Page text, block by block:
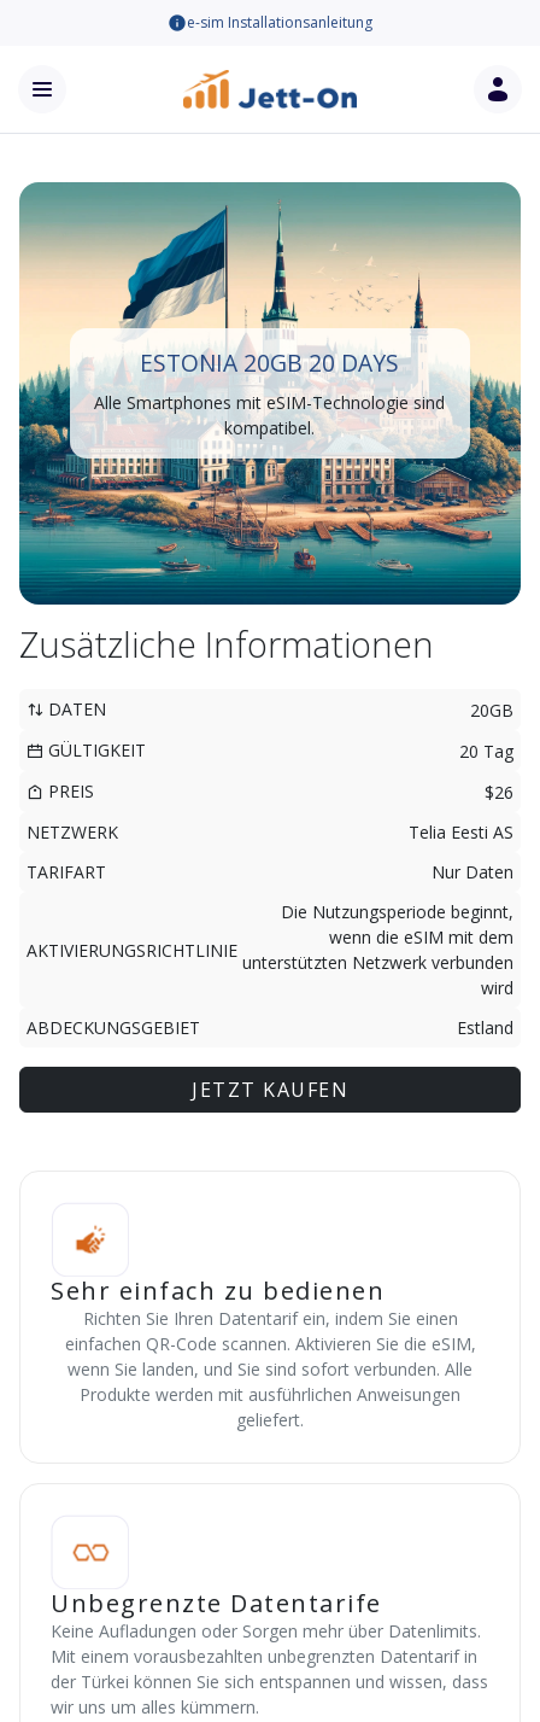
e-sim Installationsanleitung
ESTONIA 20GB 20 DAYS
Alle Smartphones mit eSIM-Technologie sind
kompatibel.
Zusätzliche Informationen
DATEN
20GB
GÜLTIGKEIT
20 Tag
PREIS
$26
NETZWERK
Telia Eesti AS
TARIFART
Nur Daten
AKTIVIERUNGSRICHTLINIE
Die Nutzungsperiode beginnt,
wenn die eSIM mit dem
unterstützten Netzwerk verbunden
wird
ABDECKUNGSGEBIET
Estland
JETZT KAUFEN
Sehr einfach zu bedienen
Richten Sie Ihren Datentarif ein, indem Sie einen
einfachen QR-Code scannen. Aktivieren Sie die eSIM,
wenn Sie landen, und Sie sind sofort verbunden. Alle
Produkte werden mit ausführlichen Anweisungen
geliefert.
Unbegrenzte Datentarife
Keine Aufladungen oder Sorgen mehr über Datenlimits.
Mit einem vorausbezahlten unbegrenzten Datentarif in
der Türkei können Sie sich entspannen und wissen, dass
wir uns um alles kümmern.